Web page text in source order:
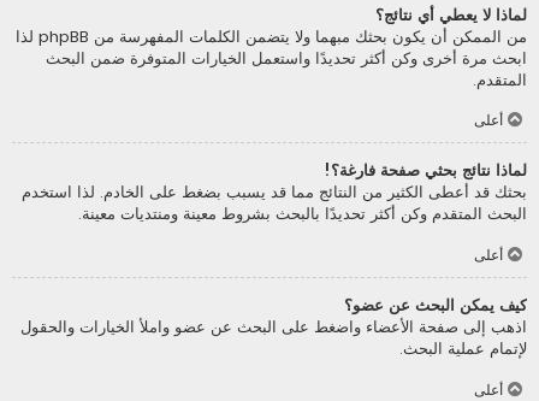
لماذا لا يعطي أي نتائج؟
من الممكن أن يكون بحثك مبهما ولا يتضمن الكلمات المفهرسة من phpBB لذا
ابحث مرة أخرى وكن أكثر تحديدًا واستعمل الخيارات المتوفرة ضمن البحث
المتقدم.
أعلى
لماذا نتائج بحثي صفحة فارغة؟!
بحثك قد أعطى الكثير من النتائج مما قد يسبب بضغط على الخادم. لذا استخدم
البحث المتقدم وكن أكثر تحديدًا بالبحث بشروط معينة ومنتديات معينة.
أعلى
كيف يمكن البحث عن عضو؟
اذهب إلى صفحة الأعضاء واضغط على البحث عن عضو واملأ الخيارات والحقول
لإتمام عملية البحث.
أعلى